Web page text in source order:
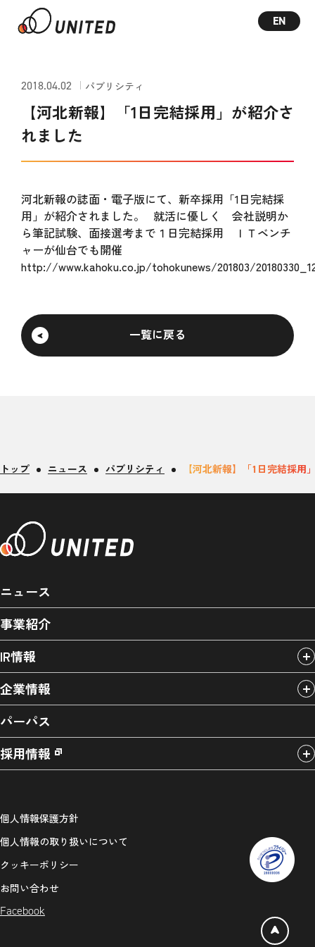
EN
2018.04.02 パブリシティ
【河北新報】「1日完結採用」が紹介さ
れました
河北新報の誌面・電子版にて、新卒採用「1日完結採
用」が紹介されました。 就活に優しく 会社説明か
ら筆記試験、面接選考まで１日完結採用 ＩＴベンチ
ャーが仙台でも開催
http://www.kahoku.co.jp/tohokunews/201803/
一覧に戻る
トップ ニュース パブリシティ 【河北新報】「1日完結採用
ニュース
事業紹介
IR情報
企業情報
パーパス
採用情報
個人情報保護方針
個人情報の取り扱いについて
クッキーポリシー
お問い合わせ
Facebook